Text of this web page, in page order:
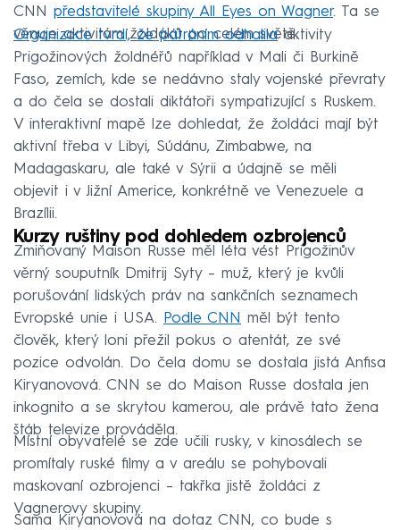
CNN představitelé skupiny All Eyes on Wagner. Ta se
věnuje aktivitám žoldáků po celém světě.
Organizace tvrdí, že pátráním odhalilaaktivity
Prigožinových žoldnéřů například v Mali či Burkině
Faso, zemích, kde se nedávno staly vojenské převraty
a do čela se dostali diktátoři sympatizující s Ruskem.
V interaktivní mapě lze dohledat, že žoldáci mají být
aktivní třeba v Libyi, Súdánu, Zimbabwe, na
Madagaskaru, ale také v Sýrii a údajně se měli
objevit i v Jižní Americe, konkrétně ve Venezuele a
Brazílii.
Kurzy ruštiny pod dohledem ozbrojenců
Zmiňovaný Maison Russe měl léta vést Prigožinův
věrný souputník Dmitrij Syty – muž, který je kvůli
porušování lidských práv na sankčních seznamech
Evropské unie i USA. Podle CNN měl být tento
člověk, který loni přežil pokus o atentát, ze své
pozice odvolán. Do čela domu se dostala jistá Anfisa
Kiryanovová. CNN se do Maison Russe dostala jen
inkognito a se skrytou kamerou, ale právě tato žena
štáb televize prováděla.
Místní obyvatelé se zde učili rusky, v kinosálech se
promítaly ruské filmy a v areálu se pohybovali
maskovaní ozbrojenci – takřka jistě žoldáci z
Vagnerovy skupiny.
Sama Kiryanovová na dotaz CNN, co bude s